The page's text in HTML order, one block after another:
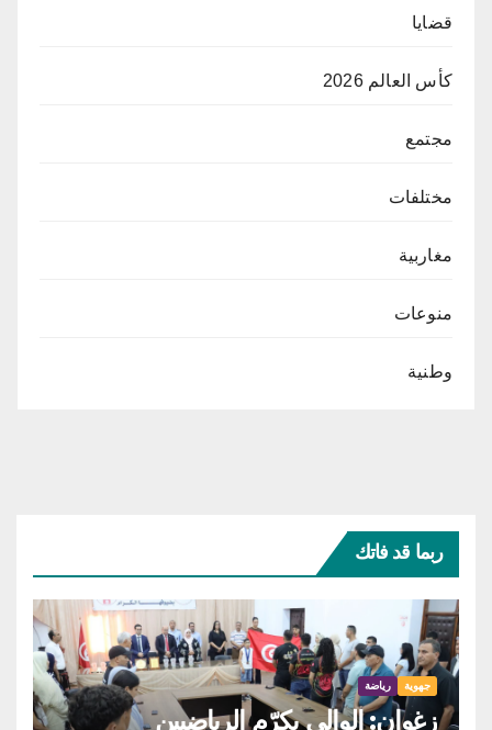
قضايا
كأس العالم 2026
مجتمع
مختلفات
مغاربية
منوعات
وطنية
ربما قد فاتك
جهوية رياضة
زغوان: الوالي يكرّم الرياضيين